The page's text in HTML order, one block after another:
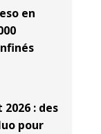
en
: des
pour